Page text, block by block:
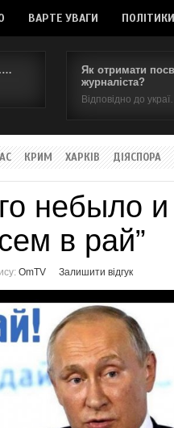
ВАРТЕ УВАГИ ПОЛІТИКИ
Як отримати
журналіста?
Відповідно до
КРИМ ХАРКІВ ДІЯСПОРА
небыло
в рай”
OmTV Залишити відгук